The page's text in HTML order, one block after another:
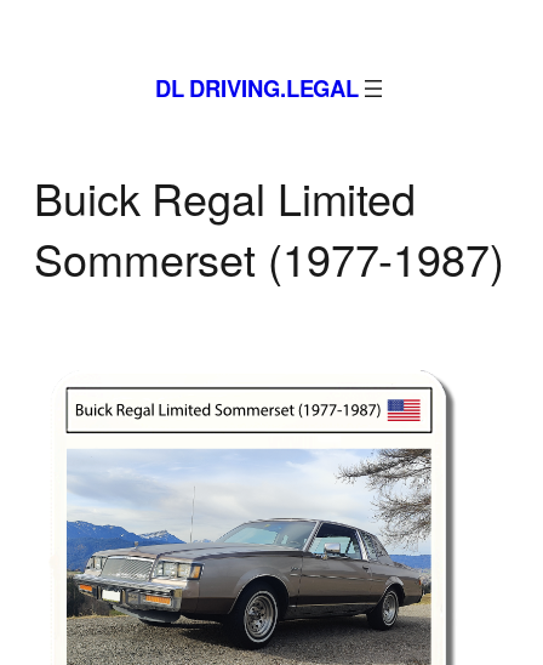
DL DRIVING.LEGAL
Buick Regal Limited
Sommerset (1977-1987)